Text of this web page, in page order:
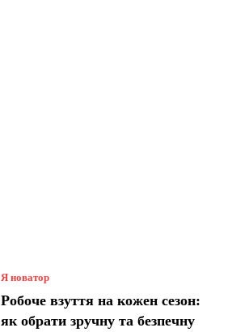
Я новатор
Робоче взуття на кожен сезон:
як обрати зручну та безпечну